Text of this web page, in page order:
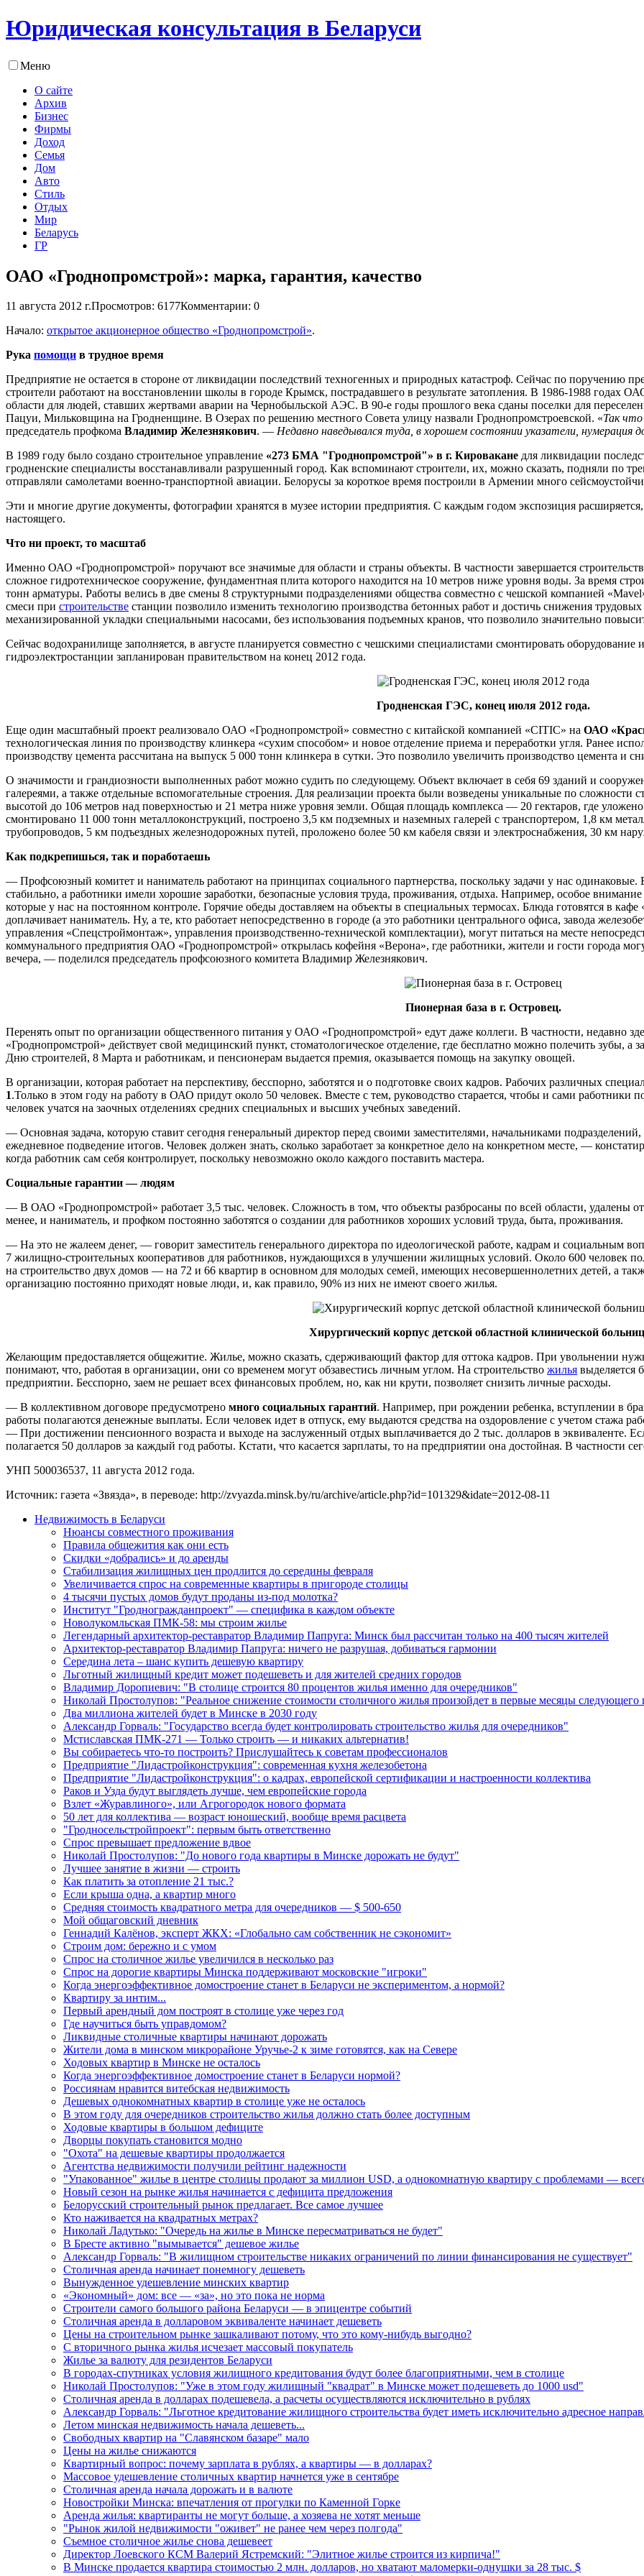
Юридическая консультация в Беларуси
Меню
О сайте
Архив
Бизнес
Фирмы
Доход
Семья
Дом
Авто
Стиль
Отдых
Мир
Беларусь
ГР
ОАО «Гроднопромстрой»: марка, гарантия, качество
11 августа 2012 г.Просмотров: 6177Комментарии: 0
Начало: открытое акционерное общество «Гроднопромстрой».
Рука помощи в трудное время
Предприятие не остается в стороне от ликвидации последствий техногенных и природных катастроф. Сейчас по поручению
строители работают на восстановлении школы в городе Крымск, пострадавшего в результате затопления. В 1986-1988 годах
области для людей, ставших жертвами аварии на Чернобыльской АЭС. В 90-е годы прошлого века сданы поселки для
Пацуи, Мильковщина на Гродненщине. В Озерах по решению местного Совета улицу назвали Гроднопромстроевской. «Так что
председатель профкома Владимир Железнякович. — Недавно наведывался туда, в хорошем состоянии указатели, нумерация
В 1989 году было создано строительное управление «273 БМА "Гроднопромстрой"» в г. Кировакане для ликвидации
гродненские специалисты восстанавливали разрушенный город. Как вспоминают строители, их, можно сказать, подняли по
отправляли самолетами военно-транспортной авиации. Белорусы за короткое время построили в Армении много
Эти и многие другие документы, фотографии хранятся в музее истории предприятия. С каждым годом экспозиция
настоящего.
Что ни проект, то масштаб
Именно ОАО «Гроднопромстрой» поручают все значимые для области и страны объекты. В частности завершается
сложное гидротехническое сооружение, фундаментная плита которого находится на 10 метров ниже уровня воды. За время
тонн арматуры. Работы велись в две смены 8 структурными подразделениями общества совместно с чешской компанией
смеси при строительстве станции позволило изменить технологию производства бетонных работ и достичь снижения трудовых
механизированной укладки специальными насосами, без использования подъемных кранов, что позволило значительно
Сейчас водохранилище заполняется, в августе планируется совместно с чешскими специалистами смонтировать оборудование
гидроэлектростанции запланирован правительством на конец 2012 года.
Гродненская ГЭС, конец июля 2012 года.
Еще один масштабный проект реализовало ОАО «Гроднопромстрой» совместно с китайской компанией «CITIC» на ОАО
технологическая линия по производству клинкера «сухим способом» и новое отделение приема и переработки угля. Ранее
производству цемента рассчитана на выпуск 5 000 тонн клинкера в сутки. Это позволило увеличить производство цемента и
О значимости и грандиозности выполненных работ можно судить по следующему. Объект включает в себя 69 зданий и
галереями, а также отдельные вспомогательные строения. Для реализации проекта были возведены уникальные по сложности
высотой до 106 метров над поверхностью и 21 метра ниже уровня земли. Общая площадь комплекса — 20 гектаров, где
смонтировано 11 000 тонн металлоконструкций, построено 3,5 км подземных и наземных галерей с транспортером, 1,8 км
трубопроводов, 5 км подъездных железнодорожных путей, проложено более 50 км кабеля связи и электроснабжения, 30 км
Как подкрепишься, так и поработаешь
— Профсоюзный комитет и наниматель работают на принципах социального партнерства, поскольку задачи у нас
стабильно, а работники имели хорошие заработки, безопасные условия труда, проживания, отдыха. Например, особое
которые у нас на постоянном контроле. Горячие обеды доставляем на объекты в специальных термосах. Блюда готовятся в
доплачивает наниматель. Ну, а те, кто работает непосредственно в городе (а это работники центрального офиса, завода
управления «Спецстроймонтаж», управления производственно-технической комплектации), могут питаться на месте
коммунального предприятия ОАО «Гроднопромстрой» открылась кофейня «Верона», где работники, жители и гости города
вечера, — поделился председатель профсоюзного комитета Владимир Железнякович.
Пионерная база в г. Островец.
Перенять опыт по организации общественного питания у ОАО «Гроднопромстрой» едут даже коллеги. В частности, недавно
«Гроднопромстрой» действует свой медицинский пункт, стоматологическое отделение, где бесплатно можно полечить зубы,
Дню строителей, 8 Марта и работникам, и пенсионерам выдается премия, оказывается помощь на закупку овощей.
В организации, которая работает на перспективу, бесспорно, заботятся и о подготовке своих кадров. Рабочих различных
1.Только в этом году на работу в ОАО придут около 50 человек. Вместе с тем, руководство старается, чтобы и сами
человек учатся на заочных отделениях средних специальных и высших учебных заведений.
— Основная задача, которую ставит сегодня генеральный директор перед своими заместителями, начальниками
ежедневное подведение итогов. Человек должен знать, сколько заработает за конкретное дело на конкретном месте, —
когда работник сам себя контролирует, поскольку невозможно около каждого поставить мастера.
Социальные гарантии — людям
— В ОАО «Гроднопромстрой» работает 3,5 тыс. человек. Сложность в том, что объекты разбросаны по всей области, удалены
менее, и наниматель, и профком постоянно заботятся о создании для работников хороших условий труда, быта, проживания.
— На это не жалеем денег, — говорит заместитель генерального директора по идеологической работе, кадрам и социальным
7 жилищно-строительных кооперативов для работников, нуждающихся в улучшении жилищных условий. Около 600 человек
на строительство двух домов — на 72 и 66 квартир в основном для молодых семей, имеющих несовершеннолетних детей, а
организацию постоянно приходят новые люди, и, как правило, 90% из них не имеют своего жилья.
Хирургический корпус детской областной клинической
Желающим предоставляется общежитие. Жилье, можно сказать, сдерживающий фактор для оттока кадров. При увольнении
понимают, что, работая в организации, они со временем могут обзавестись личным углом. На строительство жилья выделяется
предприятии. Бесспорно, заем не решает всех финансовых проблем, но, как ни крути, позволяет снизить личные расходы.
— В коллективном договоре предусмотрено много социальных гарантий. Например, при рождении ребенка, вступлении в
работы полагаются денежные выплаты. Если человек идет в отпуск, ему выдаются средства на оздоровление с учетом стажа
— При достижении пенсионного возраста и выходе на заслуженный отдых выплачивается до 2 тыс. долларов в эквиваленте.
полагается 50 долларов за каждый год работы. Кстати, что касается зарплаты, то на предприятии она достойная. В частности
УНП 500036537, 11 августа 2012 года.
Источник: газета «Звязда», в переводе: http://zvyazda.minsk.by/ru/archive/article.php?id=101329&idate=2012-08-11
Недвижимость в Беларуси
Нюансы совместного проживания
Правила общежития как они есть
Скидки «добрались» и до аренды
Стабилизация жилищных цен продлится до середины февраля
Увеличивается спрос на современные квартиры в пригороде столицы
4 тысячи пустых домов будут проданы из-под молотка?
Институт "Гродногражданпроект" — специфика в каждом объекте
Новолукомльская ПМК-58: мы строим жилье
Легендарный архитектор-реставратор Владимир Папруга: Минск был рассчитан только на 400 тысяч жителей
Архитектор-реставратор Владимир Папруга: ничего не разрушая, добиваться гармонии
Середина лета – шанс купить дешевую квартиру
Льготный жилищный кредит может подешеветь и для жителей средних городов
Владимир Доропиевич: "В столице строится 80 процентов жилья именно для очередников"
Николай Простолупов: "Реальное снижение стоимости столичного жилья произойдет в первые месяцы следующего
Два миллиона жителей будет в Минске в 2030 году
Александр Горваль: "Государство всегда будет контролировать строительство жилья для очередников"
Мстиславская ПМК-271 — Только строить — и никаких альтернатив!
Вы собираетесь что-то построить? Прислушайтесь к советам профессионалов
Предприятие "Лидастройконструкция": современная кухня железобетона
Предприятие "Лидастройконструкция": о кадрах, европейской сертификации и настроенности коллектива
Раков и Узда будут выглядеть лучше, чем европейские города
Взлет «Журавлиного», или Агрогородок нового формата
50 лет для коллектива — возраст юношеский, вообще время расцвета
"Гродносельстройпроект": первым быть ответственно
Спрос превышает предложение вдвое
Николай Простолупов: "До нового года квартиры в Минске дорожать не будут"
Лучшее занятие в жизни — строить
Как платить за отопление 21 тыс.?
Если крыша одна, а квартир много
Средняя стоимость квадратного метра для очередников — $ 500-650
Мой общаговский дневник
Геннадий Калёнов, эксперт ЖКХ: «Глобально сам собственник не сэкономит»
Строим дом: бережно и с умом
Спрос на столичное жилье увеличился в несколько раз
Спрос на дорогие квартиры Минска поддерживают московские "игроки"
Когда энергоэффективное домостроение станет в Беларуси не экспериментом, а нормой?
Квартиру за интим...
Первый арендный дом построят в столице уже через год
Где научиться быть управдомом?
Ликвидные столичные квартиры начинают дорожать
Жители дома в минском микрорайоне Уручье-2 к зиме готовятся, как на Севере
Ходовых квартир в Минске не осталось
Когда энергоэффективное домостроение станет в Беларуси нормой?
Россиянам нравится витебская недвижимость
Дешевых однокомнатных квартир в столице уже не осталось
В этом году для очередников строительство жилья должно стать более доступным
Ходовые квартиры в большом дефиците
Дворцы покупать становится модно
"Охота" на дешевые квартиры продолжается
Агентства недвижимости получили рейтинг надежности
"Упакованное" жилье в центре столицы продают за миллион USD, а однокомнатную квартиру с проблемами —
Новый сезон на рынке жилья начинается с дефицита предложения
Белорусский строительный рынок предлагает. Все самое лучшее
Кто наживается на квадратных метрах?
Николай Ладутько: "Очередь на жилье в Минске пересматриваться не будет"
В Бресте активно "вымывается" дешевое жилье
Александр Горваль: "В жилищном строительстве никаких ограничений по линии финансирования не существует"
Столичная аренда начинает понемногу дешеветь
Вынужденное удешевление минских квартир
«Экономный» дом: все — «за», но это пока не норма
Строители самого большого района Беларуси — в эпицентре событий
Столичная аренда в долларовом эквиваленте начинает дешеветь
Цены на строительном рынке зашкаливают потому, что это кому-нибудь выгодно?
С вторичного рынка жилья исчезает массовый покупатель
Жилье за валюту для резидентов Беларуси
В городах-спутниках условия жилищного кредитования будут более благоприятными, чем в столице
Николай Простолупов: "Уже в этом году жилищный "квадрат" в Минске может подешеветь до 1000 usd"
Столичная аренда в долларах подешевела, а расчеты осуществляются исключительно в рублях
Александр Горваль: "Льготное кредитование жилищного строительства будет иметь исключительно адресное
Летом минская недвижимость начала дешеветь...
Свободных квартир на "Славянском базаре" мало
Цены на жилье снижаются
Квартирный вопрос: почему зарплата в рублях, а квартиры — в долларах?
Массовое удешевление столичных квартир начнется уже в сентябре
Столичная аренда начала дорожать и в валюте
Новостройки Минска: впечатления от прогулки по Каменной Горке
Аренда жилья: квартиранты не могут больше, а хозяева не хотят меньше
"Рынок жилой недвижимости "оживет" не ранее чем через полгода"
Съемное столичное жилье снова дешевеет
Директор Лоевского КСМ Валерий Ястремский: "Элитное жилье строится из кирпича!"
В Минске продается квартира стоимостью 2 млн. долларов, но хватают маломерки-однушки за 28 тыс. $